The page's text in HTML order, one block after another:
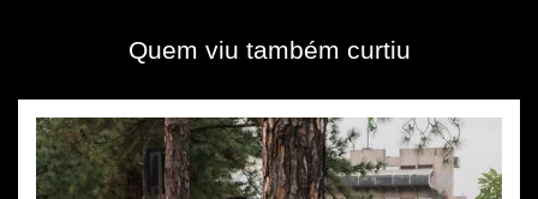
Quem viu também curtiu